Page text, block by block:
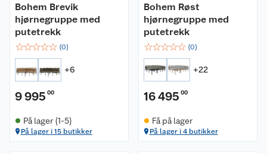
Bohem Brevik
hjørnegruppe med
putetrekk
☆☆☆☆☆ (0)
+6
9 995 00
På lager (1-5)
På lager i 15 butikker
Bohem Røst
hjørnegruppe med
putetrekk
☆☆☆☆☆ (0)
+22
16 495 00
Få på lager
På lager i 4 butikker